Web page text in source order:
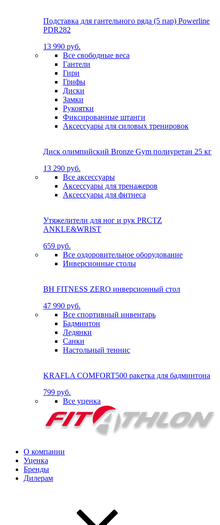
Подставка для гантельного ряда (5 пар) Powerline
PDR282
13 990 руб.
Все свободные веса
Гантели
Гири
Грифы
Диски
Замки
Рукоятки
Фиксированные штанги
Аксессуары для силовых тренировок
Диск олимпийский Bronze Gym полиуретан 25 кг
13 290 руб.
Все аксессуары
Аксессуары для тренажеров
Аксессуары для фитнеса
Утяжелители для ног и рук PRCTZ
ANKLE&WRIST
659 руб.
Все оздоровительное оборудование
Инверсионные столы
BH FITNESS ZERO инверсионный стол
47 990 руб.
Все спортивный инвентарь
Бадминтон
Ледянки
Санки
Настольный теннис
KRAFLA COMFORT500 ракетка для бадминтона
799 руб.
Все уценка
О компании
Уценка
Бренды
Дилерам